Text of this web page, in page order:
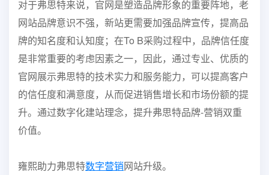
对于弗思特来说，官网是塑造品牌形象的重要阵地，老
网站品牌意识不强，新站更需要加强品牌宣传，提高品
牌的知名度和认知度；在To B采购过程中，品牌信任度
是非常重要的考虑因素之一，因此，通过专业、优质的
官网展示弗思特的技术实力和服务能力，可以提高客户
的信任度和满意度，从而促进销售增长和市场份额的提
升。通过数字化建站理念，提升弗思特品牌-营销双重
价值。
雍熙助力弗思特数字营销网站升级。